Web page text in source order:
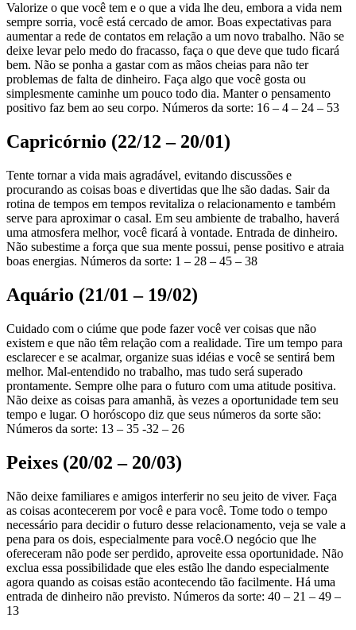
Valorize o que você tem e o que a vida lhe deu, embora a vida nem
sempre sorria, você está cercado de amor. Boas expectativas para
aumentar a rede de contatos em relação a um novo trabalho. Não se
deixe levar pelo medo do fracasso, faça o que deve que tudo ficará
bem. Não se ponha a gastar com as mãos cheias para não ter
problemas de falta de dinheiro. Faça algo que você gosta ou
simplesmente caminhe um pouco todo dia. Manter o pensamento
positivo faz bem ao seu corpo. Números da sorte: 16 – 4 – 24 – 53
Capricórnio (22/12 – 20/01)
Tente tornar a vida mais agradável, evitando discussões e
procurando as coisas boas e divertidas que lhe são dadas. Sair da
rotina de tempos em tempos revitaliza o relacionamento e também
serve para aproximar o casal. Em seu ambiente de trabalho, haverá
uma atmosfera melhor, você ficará à vontade. Entrada de dinheiro.
Não subestime a força que sua mente possui, pense positivo e atraia
boas energias. Números da sorte: 1 – 28 – 45 – 38
Aquário (21/01 – 19/02)
Cuidado com o ciúme que pode fazer você ver coisas que não
existem e que não têm relação com a realidade. Tire um tempo para
esclarecer e se acalmar, organize suas idéias e você se sentirá bem
melhor. Mal-entendido no trabalho, mas tudo será superado
prontamente. Sempre olhe para o futuro com uma atitude positiva.
Não deixe as coisas para amanhã, às vezes a oportunidade tem seu
tempo e lugar. O horóscopo diz que seus números da sorte são:
Números da sorte: 13 – 35 -32 – 26
Peixes (20/02 – 20/03)
Não deixe familiares e amigos interferir no seu jeito de viver. Faça
as coisas acontecerem por você e para você. Tome todo o tempo
necessário para decidir o futuro desse relacionamento, veja se vale a
pena para os dois, especialmente para você.O negócio que lhe
ofereceram não pode ser perdido, aproveite essa oportunidade. Não
exclua essa possibilidade que eles estão lhe dando especialmente
agora quando as coisas estão acontecendo tão facilmente. Há uma
entrada de dinheiro não previsto. Números da sorte: 40 – 21 – 49 –
13